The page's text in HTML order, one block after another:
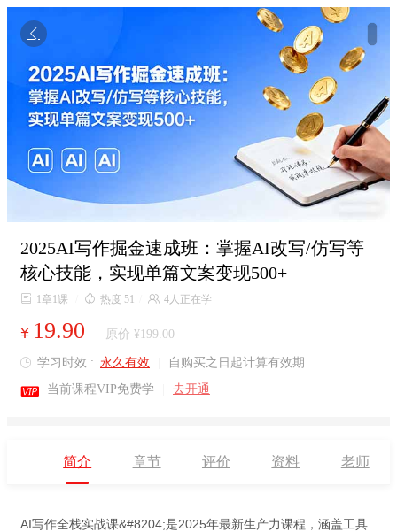

2025AI写作掘金速成班：掌握AI改写/仿写等
核心技能，实现单篇文案变现500+
 1章1课  热度 51  4人正在学
¥ 19.90 原价 ¥199.00
 学习时效 : 永久有效 自购买之日起计算有效期
 当前课程VIP免费学 去开通
简介 章节 评价 资料 老师
AI写作全栈实战课&#8204;是2025年最新生产力课程，涵盖工具